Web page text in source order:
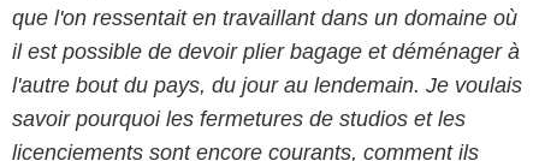
que l'on ressentait en travaillant dans un domaine où
il est possible de devoir plier bagage et déménager à
l'autre bout du pays, du jour au lendemain. Je voulais
savoir pourquoi les fermetures de studios et les
licenciements sont encore courants, comment ils